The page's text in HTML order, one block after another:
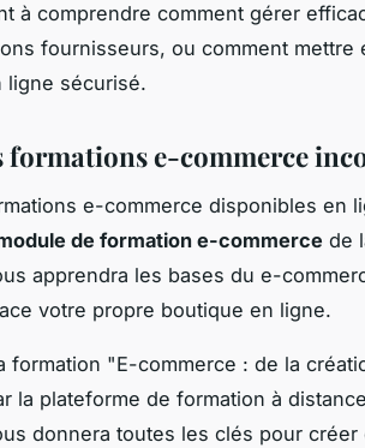
à comprendre comment gérer
fournisseurs, ou comment mettre
ligne sécurisé.
formations e-commerce
e-commerce disponibles en
de formation e-commerce de
apprendra les bases du e-
votre propre boutique en ligne.
formation "E-commerce : de la
la plateforme de formation à
donnera toutes les clés pour